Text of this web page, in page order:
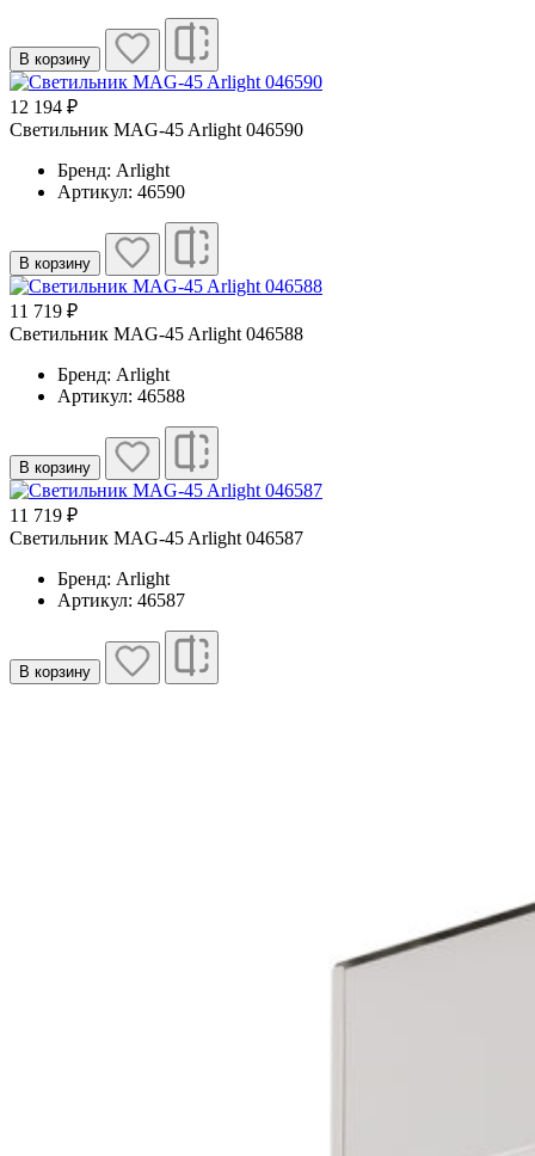
В корзину
12 194 ₽
Светильник MAG-45 Arlight 046590
Бренд: Arlight
Артикул: 46590
В корзину
11 719 ₽
Светильник MAG-45 Arlight 046588
Бренд: Arlight
Артикул: 46588
В корзину
11 719 ₽
Светильник MAG-45 Arlight 046587
Бренд: Arlight
Артикул: 46587
В корзину